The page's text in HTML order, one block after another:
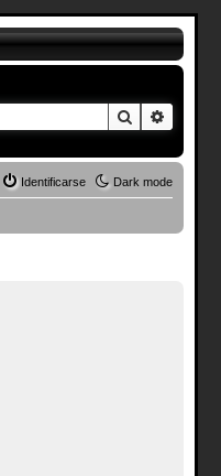
Buscar
Dark mode
Identificarse